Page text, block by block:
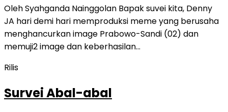
Oleh Syahganda Nainggolan Bapak suvei kita, Denny
JA hari demi hari memproduksi meme yang berusaha
menghancurkan image Prabowo-Sandi (02) dan
memuji2 image dan keberhasilan…
Rilis
Survei Abal-abal